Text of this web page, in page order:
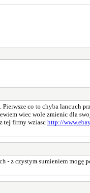
co to chyba
wiec wole zmienic dla
tej firmy wziasc http://
z czystym sumieniem mogę